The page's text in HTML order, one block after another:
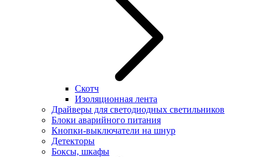
Скотч
Изоляционная лента
Драйверы для светодиодных светильников
Блоки аварийного питания
Кнопки-выключатели на шнур
Детекторы
Боксы, шкафы